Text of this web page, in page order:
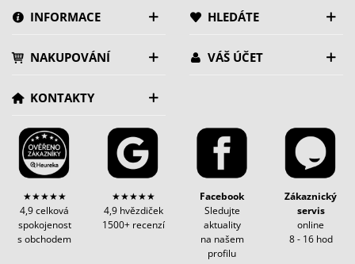
INFORMACE HLEDÁTE
NAKUPOVÁNÍ VÁŠ ÚČET
KONTAKTY
★★★★★
4,9 celková
spokojenost
s obchodem
★★★★★
4,9 hvězdiček
1500+ recenzí
Facebook
Sledujte
aktuality
na našem
profilu
Zákaznický
servis
online
8 - 16 hod